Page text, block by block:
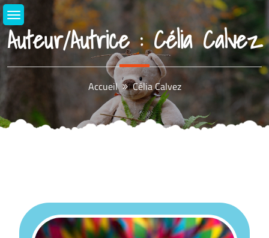
Aller
au
contenu
Auteur/autrice :Célia Calvez
Accueil Célia Calvez